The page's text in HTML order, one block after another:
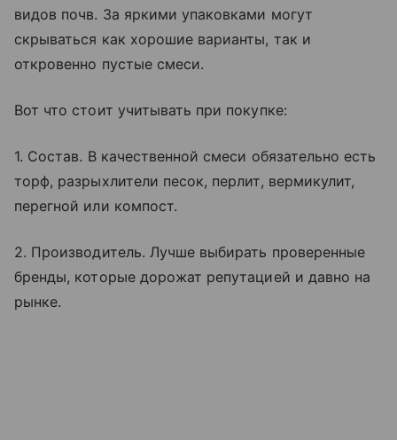
видов почв. За яркими упаковками могут
скрываться как хорошие варианты, так и
откровенно пустые смеси.
Вот что стоит учитывать при покупке:
1. Состав. В качественной смеси обязательно есть
торф, разрыхлители песок, перлит, вермикулит,
перегной или компост.
2. Производитель. Лучше выбирать проверенные
бренды, которые дорожат репутацией и давно на
рынке.